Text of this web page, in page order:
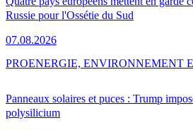
Russie pour l'Ossétie du Sud
07.08.2026
Panneaux solaires et puces : Trump
polysilicium
PROENERGIE, ENVIRONNEMENT